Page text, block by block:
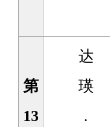
第
13
达
瑛
.